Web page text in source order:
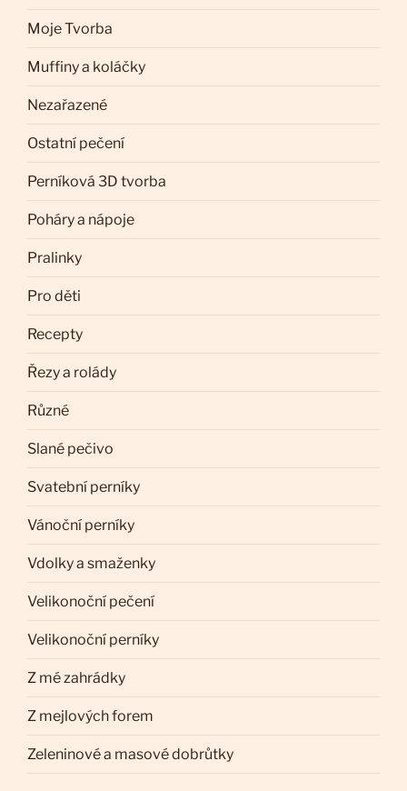
Moje Tvorba
Muffiny a koláčky
Nezařazené
Ostatní pečení
Perníková 3D tvorba
Poháry a nápoje
Pralinky
Pro děti
Recepty
Řezy a rolády
Různé
Slané pečivo
Svatební perníky
Vánoční perníky
Vdolky a smaženky
Velikonoční pečení
Velikonoční perníky
Z mé zahrádky
Z mejlových forem
Zeleninové a masové dobrůtky